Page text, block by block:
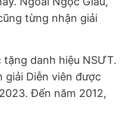
từng nhận giải
tặng danh hiệu NSƯT.
giải Diễn viên được
Đến năm 2012,